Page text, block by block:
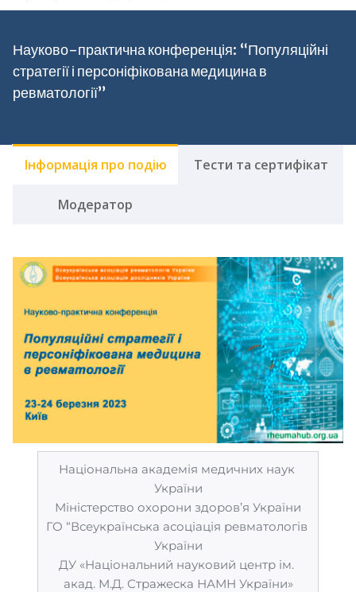
Науково-практична конференція: “Популяційні
стратегії і персоніфікована медицина в
ревматології”
Інформація про подію Тести та сертифікат
Модератор
Національна академія медичних наук
України
Міністерство охорони здоров’я України
ГО “Всеукраїнська асоціація ревматологів
України
ДУ «Національний науковий центр ім.
акад. М.Д. Стражеска НАМН України»